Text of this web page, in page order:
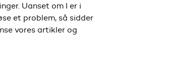
Uanset om I er i
et problem, så sidder
vores artikler og